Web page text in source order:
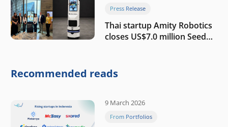
Press Release
Thai startup Amity Robotics
closes US$7.0 million Seed
company
Recommended reads
9 March 2026
From Portfolios